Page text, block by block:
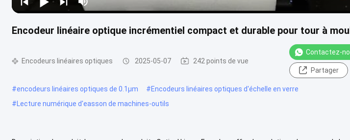
Encodeur linéaire optique incrémentiel compact et durable pour tour à
Encodeurs linéaires optiques 2025-05-07 242 points de vue
Contactez-
Partager
#encodeurs linéaires optiques de 0.1µm #Encodeurs linéaires optiques d'échelle en verre
#Lecture numérique d'easson de machines-outils